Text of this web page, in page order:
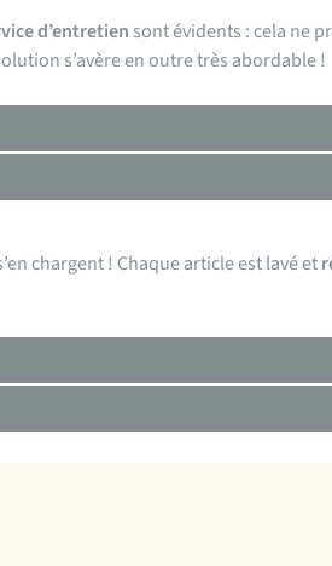
d’entretien sont évidents : cela ne
s’avère en outre très abordable !
chargent ! Chaque article est lavé et